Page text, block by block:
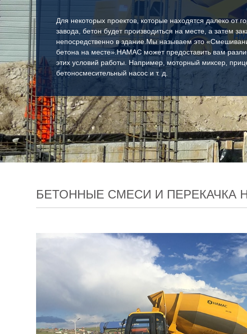
Для некоторых проектов, которые находятся далеко от
завода, бетон будет производиться на месте, а затем
непосредственно в здание.Мы называем это
бетона на месте».HAMAC может предоставить вам
этих условий работы. Например, моторный миксер,
бетоносмесительный насос и т. д.
БЕТОННЫЕ СМЕСИ И ПЕРЕКАЧКА